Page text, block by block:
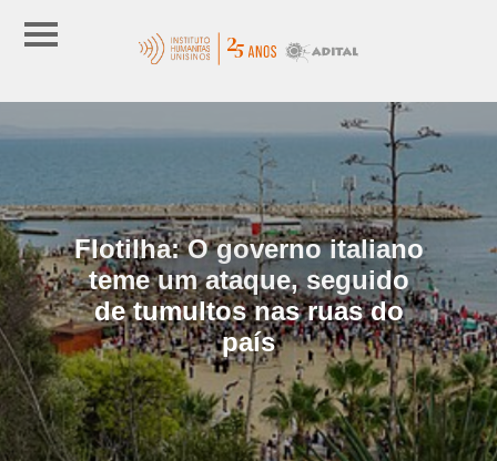
Flotilha: O governo italiano
teme um ataque, seguido
de tumultos nas ruas do
país